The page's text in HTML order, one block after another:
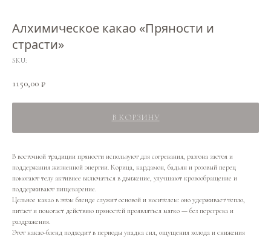
Алхимическое какао «Пряности и
страсти»
SKU:
1150,00 ₽
В КОРЗИНУ
В восточной традиции пряности используют для согревания, разгона застоя и
поддержания жизненной энергии. Корица, кардамон, бадьян и розовый перец
помогают телу активнее включаться в движение, улучшают кровообращение и
поддерживают пищеварение.
Цельное какао в этом бленде служит основой и носителем: оно удерживает тепло,
питает и помогает действию пряностей проявляться мягко — без перегрева и
раздражения.
Этот какао-бленд подходит в периоды упадка сил, ощущения холода и снижения